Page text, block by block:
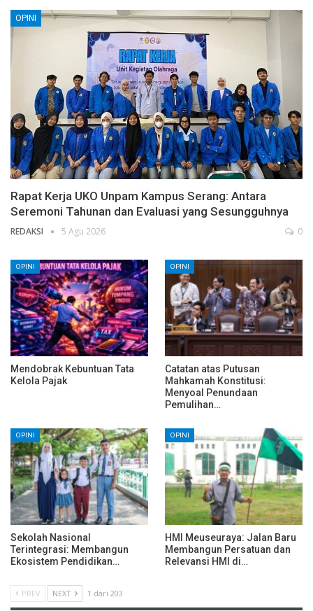
OPINI
Rapat Kerja UKO Unpam Kampus Serang: Antara
Seremoni Tahunan dan Evaluasi yang Sesungguhnya
REDAKSI 5 Agu 2026 0
OPINI
Mendobrak Kebuntuan Tata
Kelola Pajak
OPINI
Catatan atas Putusan
Mahkamah Konstitusi:
Menyoal Penundaan
Pemulihan…
OPINI
Sekolah Nasional
Terintegrasi: Membangun
Ekosistem Pendidikan…
OPINI
HMI Meuseuraya: Jalan Baru
Membangun Persatuan dan
Relevansi HMI di…
PREV NEXT 1 dari 203